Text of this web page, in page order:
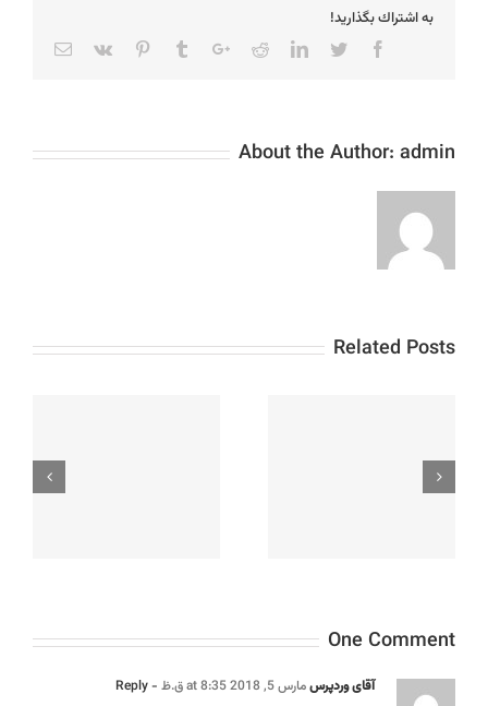
به اشتراك بگذاريد!
Facebook
Twitter
LinkedIn
Reddit
Google+
Tumblr
Pinterest
Vk
Email
About the Author: admin
Related Posts
انتقادات و پیشنهادات
One Comment
آقای وردپرسمارس 5, 2018 at 8:35 ق.ظ - Reply